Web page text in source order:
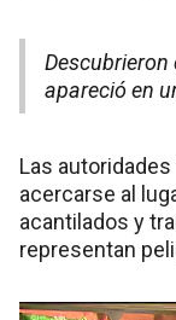
Descubrieron
apareció en
Las
acercarse al
acantilados y
representan